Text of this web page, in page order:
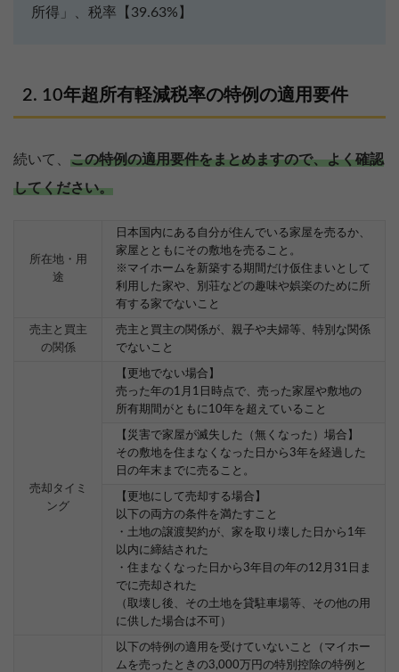
所得」、税率【39.63%】
10年超所有軽減税率の特例の適用要件
続いて、 この特例の適用要件をまとめますので、よく確認
してください。
所在地・用
途
日本国内にある自分が住んでいる家屋を売るか、
家屋とともにその敷地を売ること。
※マイホームを新築する期間だけ仮住まいとして
利用した家や、別荘などの趣味や娯楽のために所
有する家でないこと
売主と買主
の関係
売主と買主の関係が、親子や夫婦等、特別な関係
でないこと
売却タイミ
ング
【更地でない場合】
売った年の1月1日時点で、売った家屋や敷地の
所有期間がともに10年を超えていること
【災害で家屋が滅失した（無くなった）場合】
その敷地を住まなくなった日から3年を経過した
日の年末までに売ること。
【更地にして売却する場合】
以下の両方の条件を満たすこと
・土地の譲渡契約が、家を取り壊した日から1年
以内に締結された
・住まなくなった日から3年目の年の12月31日ま
でに売却された
（取壊し後、その土地を貸駐車場等、その他の用
に供した場合は不可）
以下の特例の適用を受けていないこと（マイホー
ムを売ったときの3,000万円の特別控除の特例と